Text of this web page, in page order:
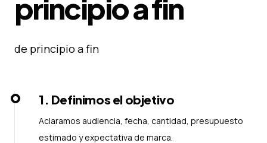
principio a fin
de principio a fin
1. Definimos el objetivo
Aclaramos audiencia, fecha, cantidad, presupuesto
estimado y expectativa de marca.